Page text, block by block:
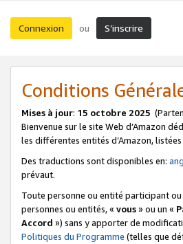
Connexion ou S’inscrire
Conditions
Mises à jour: 15 octobre 2025
Bienvenue sur le site Web d’Amazon
les différentes entités d’Amazon, listées
Des traductions sont disponibles en:
prévaut.
Toute personne ou entité participant
personnes ou entités, « vous» ou un «
Accord ») sans y apporter de
Politiques du Programme (telles que